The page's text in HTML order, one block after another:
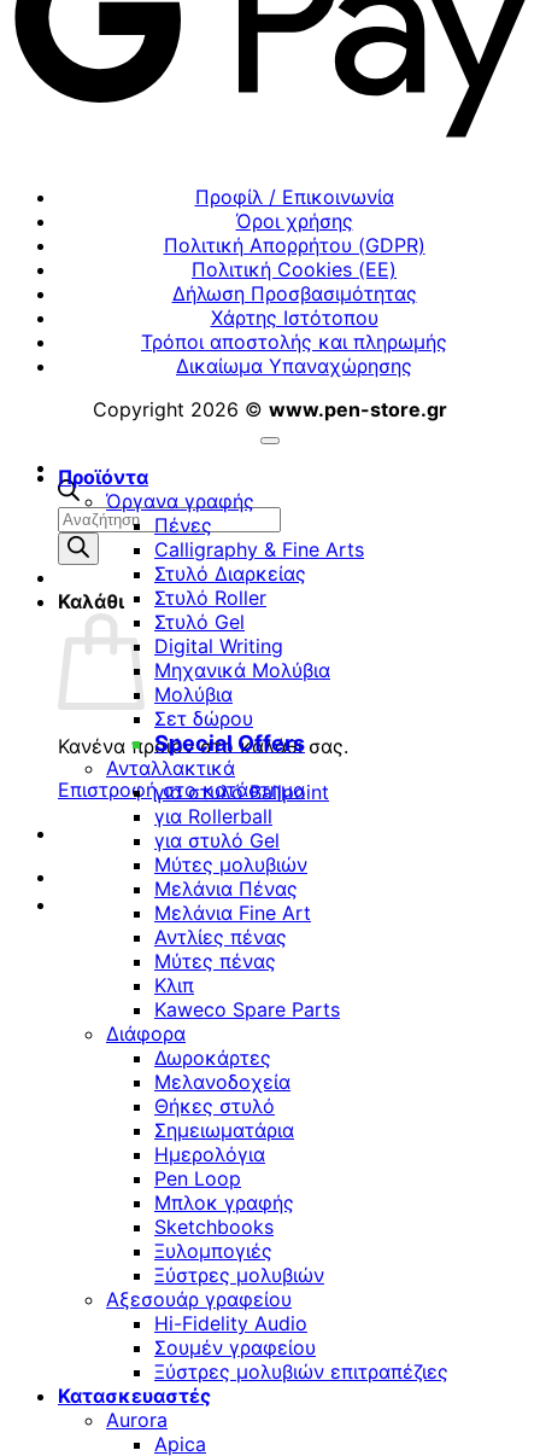
Αναζήτηση
προϊόντων
Καλάθι
Κανένα προϊόν στο καλάθι σας.
Επιστροφή στο κατάστημα
Προφίλ / Επικοινωνία
Όροι χρήσης
Πολιτική Απορρήτου (GDPR)
Πολιτική Cookies (ΕΕ)
Δήλωση Προσβασιμότητας
Χάρτης Ιστότοπου
Τρόποι αποστολής και πληρωμής
Δικαίωμα Υπαναχώρησης
Copyright 2026 © www.pen-store.gr
Προϊόντα
Όργανα γραφής
Πένες
Calligraphy & Fine Arts
Στυλό Διαρκείας
Στυλό Roller
Στυλό Gel
Digital Writing
Μηχανικά Μολύβια
Μολύβια
Σετ δώρου
Special Offers
Ανταλλακτικά
για στυλό Ballpoint
για Rollerball
για στυλό Gel
Μύτες μολυβιών
Μελάνια Πένας
Μελάνια Fine Art
Αντλίες πένας
Μύτες πένας
Κλιπ
Kaweco Spare Parts
Διάφορα
Δωροκάρτες
Μελανοδοχεία
Θήκες στυλό
Σημειωματάρια
Ημερολόγια
Pen Loop
Μπλοκ γραφής
Sketchbooks
Ξυλομπογιές
Ξύστρες μολυβιών
Αξεσουάρ γραφείου
Hi-Fidelity Audio
Σουμέν γραφείου
Ξύστρες μολυβιών επιτραπέζιες
Κατασκευαστές
Aurora
Apica